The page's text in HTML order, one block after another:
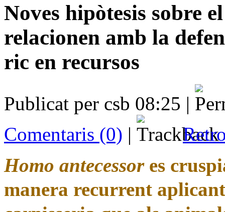
Noves hipòtesis sobre
relacionen amb la
ric en recursos
Publicat per csb 08:25 |
Comentaris (0) |
Homo antecessores
manera recurrent